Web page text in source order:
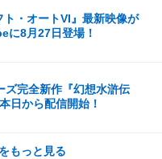
ト・オートVI』最新映像が
に8月27日登場！
ズ完全新作『幻想水滸伝
日から配信開始！
もっと見る